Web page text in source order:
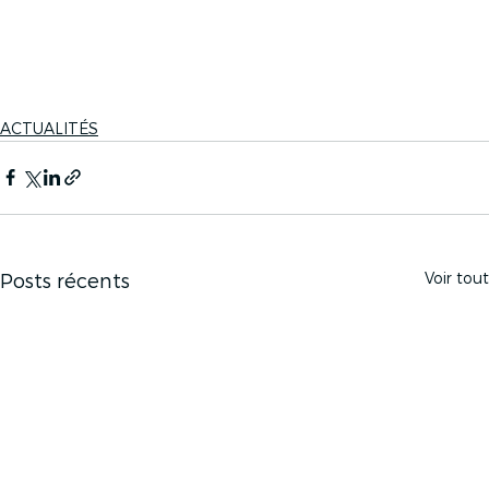
ACTUALITÉS
Posts récents Voir tout